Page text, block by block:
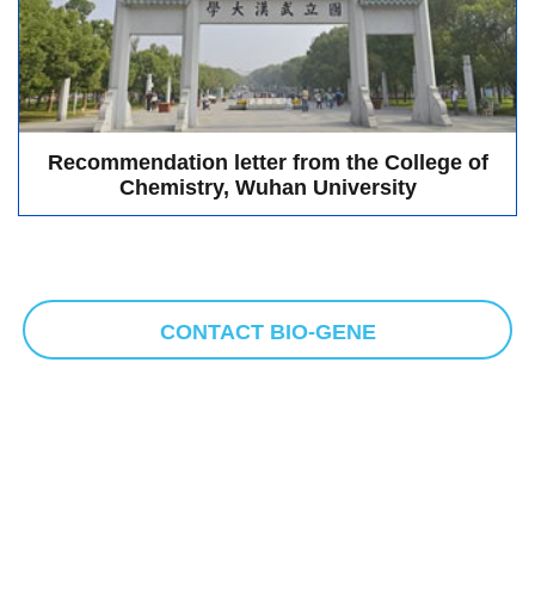
Recommendation letter from the College of
Chemistry, Wuhan University
CONTACT BIO-GENE